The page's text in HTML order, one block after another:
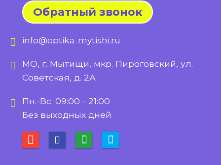
info@optika-mytishi.ru
МО, г. Мытищи, мкр. Пироговский, ул.
Советская, д. 2А
Пн.-Вс. 09:00 - 21:00
Без выходных дней